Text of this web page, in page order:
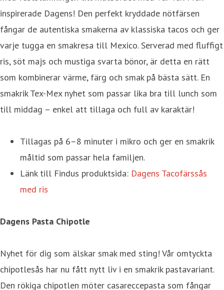
inspirerade Dagens! Den perfekt kryddade nötfärsen
fångar de autentiska smakerna av klassiska tacos och ger
varje tugga en smakresa till Mexico. Serverad med fluffigt
ris, söt majs och mustiga svarta bönor, är detta en rätt
som kombinerar värme, färg och smak på bästa sätt. En
smakrik Tex-Mex nyhet som passar lika bra till lunch som
till middag – enkel att tillaga och full av karaktär!
Tillagas på 6–8 minuter i mikro och ger en smakrik
måltid som passar hela familjen.
Länk till Findus produktsida: Dagens Tacofärssås
med ris
Dagens Pasta Chipotle
Nyhet för dig som älskar smak med sting! Vår omtyckta
chipotlesås har nu fått nytt liv i en smakrik pastavariant.
Den rökiga chipotlen möter casareccepasta som fångar